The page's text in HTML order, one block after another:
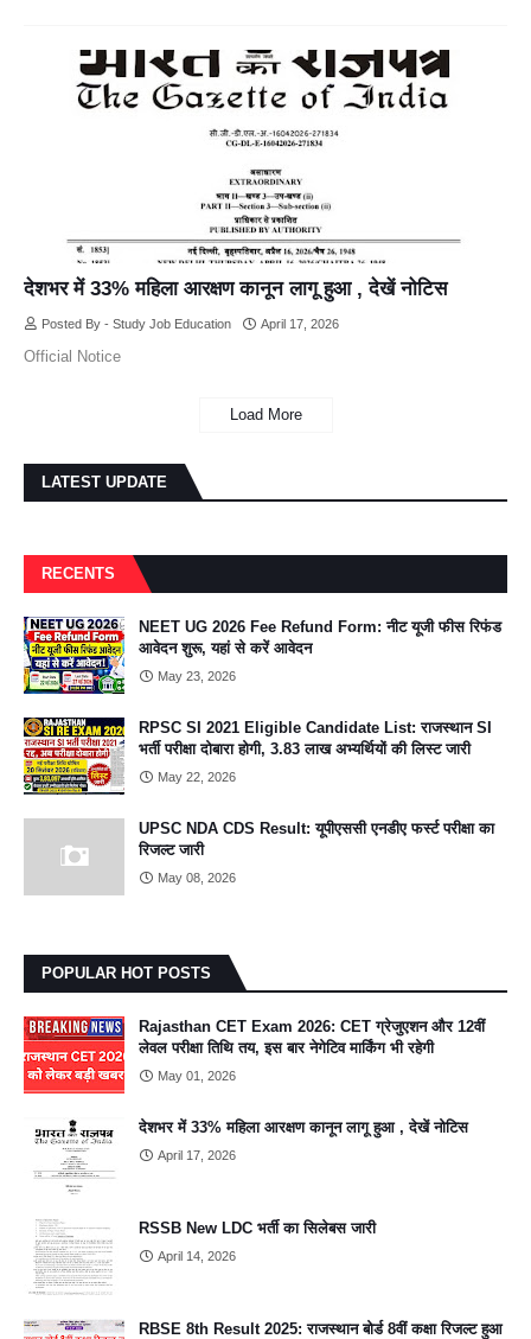
देशभर में 33% महिला आरक्षण कानून लागू हुआ , देखें नोटिस
Posted By - Study Job Education April 17, 2026
Official Notice
Load More
LATEST UPDATE
RECENTS
NEET UG 2026 Fee Refund Form: नीट यूजी फीस रिफंड
आवेदन शुरू, यहां से करें आवेदन
May 23, 2026
RPSC SI 2021 Eligible Candidate List: राजस्थान SI
भर्ती परीक्षा दोबारा होगी, 3.83 लाख अभ्यर्थियों की लिस्ट जारी
May 22, 2026
UPSC NDA CDS Result: यूपीएससी एनडीए फर्स्ट परीक्षा का
रिजल्ट जारी
May 08, 2026
POPULAR HOT POSTS
Rajasthan CET Exam 2026: CET ग्रेजुएशन और 12वीं
लेवल परीक्षा तिथि तय, इस बार नेगेटिव मार्किंग भी रहेगी
May 01, 2026
देशभर में 33% महिला आरक्षण कानून लागू हुआ , देखें नोटिस
April 17, 2026
RSSB New LDC भर्ती का सिलेबस जारी
April 14, 2026
RBSE 8th Result 2025: राजस्थान बोर्ड 8वीं कक्षा रिजल्ट हुआ